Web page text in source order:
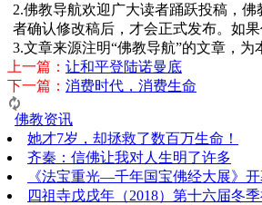
2.佛教导航欢迎广大读者踊跃投稿，
者确认修改稿后，才会正式发布。如
3.文章来源注明“佛教导航”的文章，
上一篇： 让和平登陆诺曼底
下一篇： 消费时代，消费生命
佛教资讯
她才7岁，却拯救了数百万生命！
齐秦：信佛让我对人生明了许多
《法宝重光—千年国宝佛经大展》
四祖寺戊戌年（2018）第十六届冬